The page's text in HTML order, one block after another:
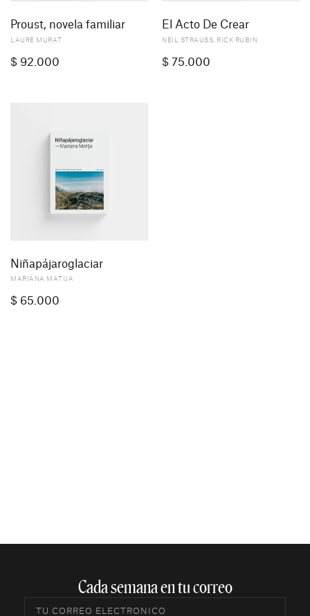
Proust, novela familiar
LAURE MURAT
$ 92.000
El Acto De Crear
NEIL STRAUSS RICK RUBIN
$ 75.000
Niñapájaroglaciar
MARIANA MATIJA
$ 65.000
Cada semana en tu correo​